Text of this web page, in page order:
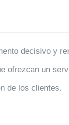
decisivo y
ofrezcan un
de los clientes.